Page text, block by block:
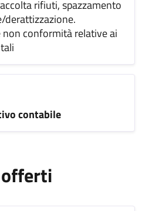
rifiuti, spazzamento
derattizzazione.
non conformità relative ai
contabile